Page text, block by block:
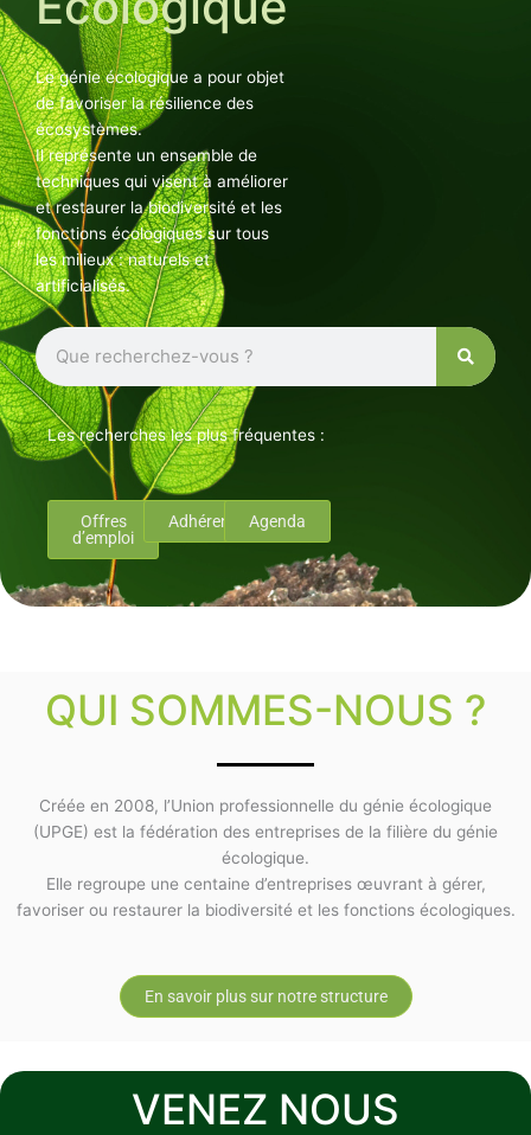
Le génie écologique a pour objet
de favoriser la résilience des
écosystèmes.
Il représente un ensemble de
techniques qui visent à améliorer
et restaurer la biodiversité et les
fonctions écologiques sur tous
les milieux : naturels et
artificialisés.
Rechercher
Les recherches les plus fréquentes :
Offres
d’emploi
Adhérents Agenda
QUI SOMMES-NOUS ?
Créée en 2008, l’Union professionnelle du génie écologique
(UPGE) est la fédération des entreprises de la filière du génie
écologique.
Elle regroupe une centaine d’entreprises œuvrant à gérer,
favoriser ou restaurer la biodiversité et les fonctions écologiques.
En savoir plus sur notre structure
VENEZ NOUS